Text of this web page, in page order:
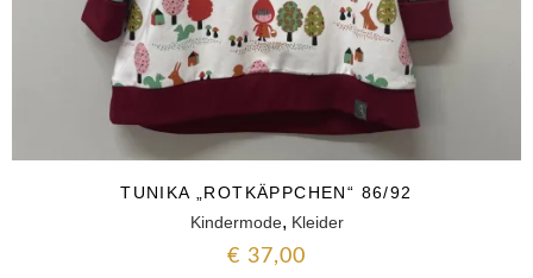
TUNIKA „ROTKÄPPCHEN“ 86/92
Kindermode, Kleider
€ 37,00